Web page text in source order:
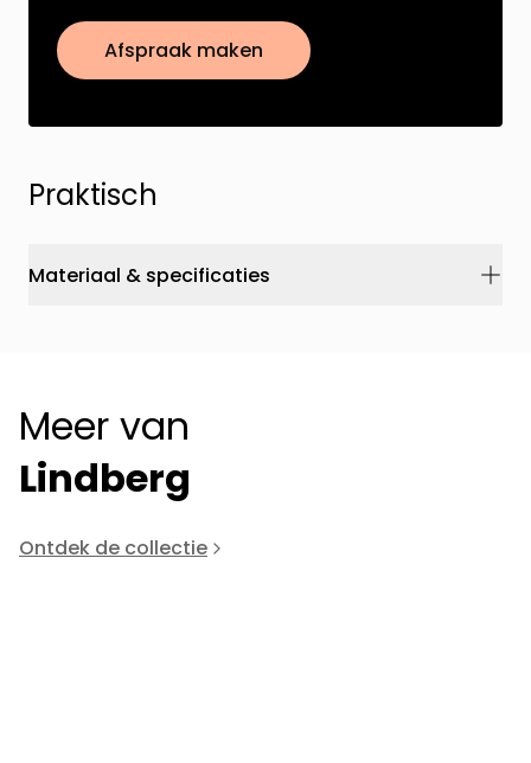
Afspraak maken
Praktisch
Materiaal & specificaties
Meer van
Lindberg
Ontdek de collectie